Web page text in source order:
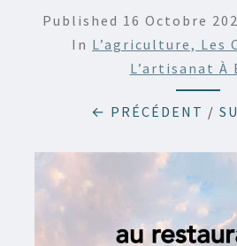
Published 16 Octobre
In L’agriculture, Les
L’artisanat À
← PRÉCÉDENT /